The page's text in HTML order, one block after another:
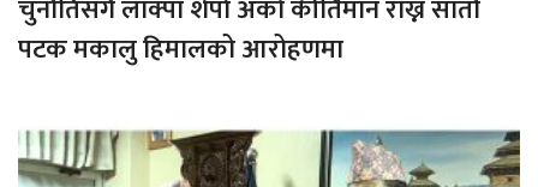
चुनौतिसंगै लाक्पा शेर्पा अर्को कीर्तिमान राख्न सातौ
पटक मकालु हिमालको आरोहणमा